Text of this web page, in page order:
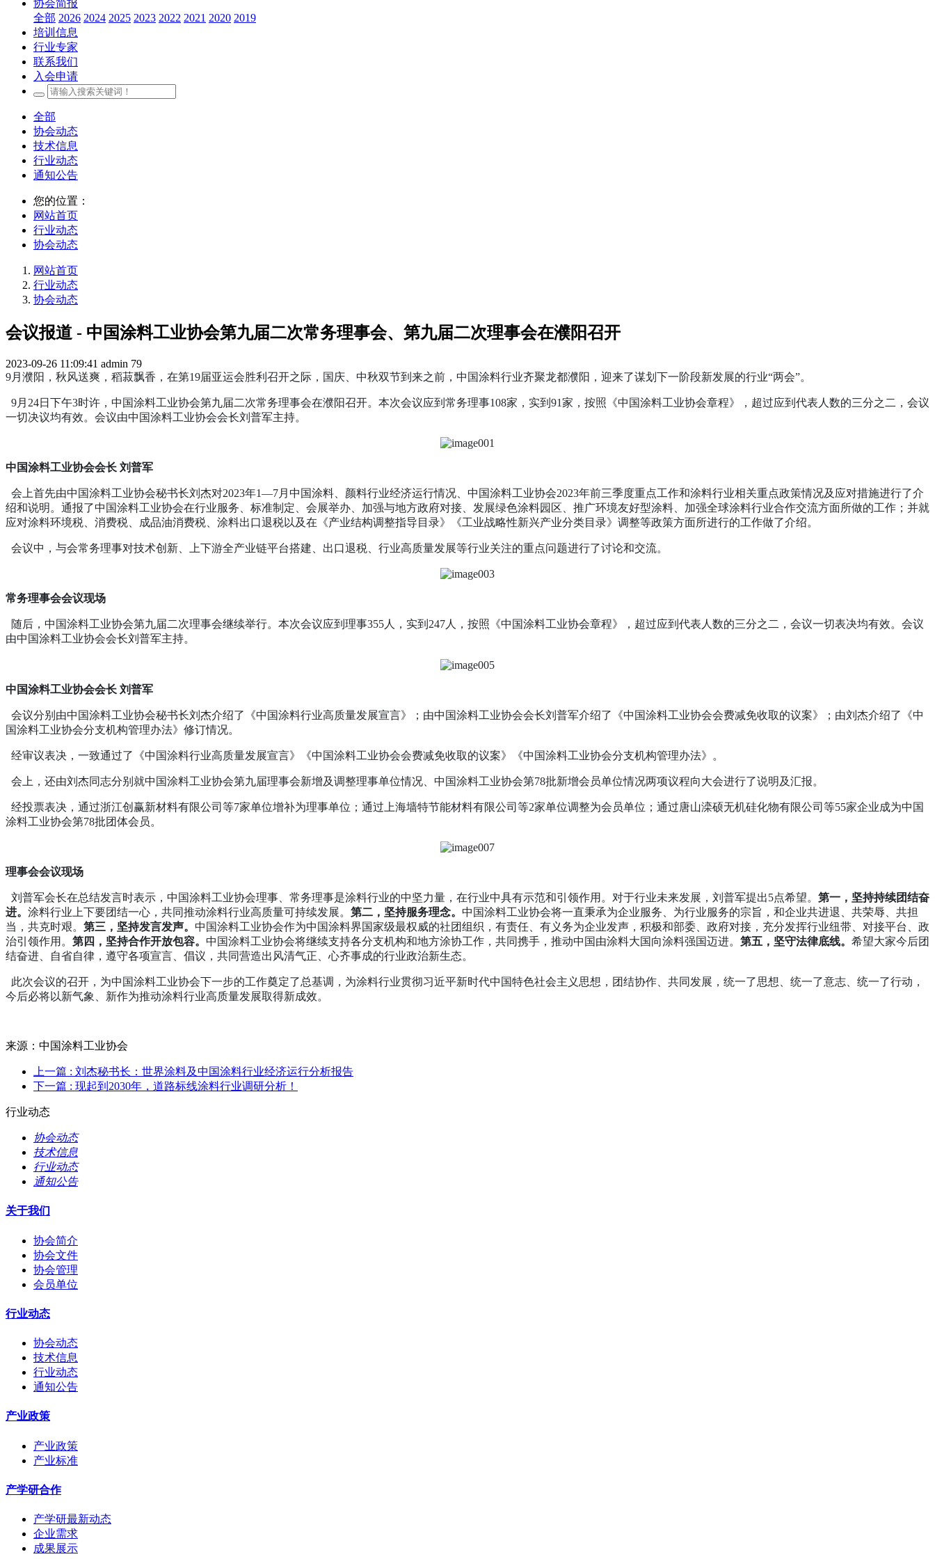
协会简报
全部 2026 2024 2025 2023 2022 2021 2020 2019
培训信息
行业专家
联系我们
入会申请
全部
协会动态
技术信息
行业动态
通知公告
您的位置：
网站首页
行业动态
协会动态
网站首页
行业动态
协会动态
会议报道 - 中国涂料工业协会第九届二次常务理事会、第九届二次理事会在濮阳召开
2023-09-26 11:09:41 admin 79
9月濮阳，秋风送爽，稻菽飘香，在第19届亚运会胜利召开之际，国庆、中秋双节到来之前，中国涂料行业齐聚龙都濮阳，迎来了谋划下一阶段新发展的行业“两会”。
9月24日下午3时许，中国涂料工业协会第九届二次常务理事会在濮阳召开。本次会议应到常务理事108家，实到91家，按照《中国涂料工业协会章程》，超过应到代表人数的三分之二，会议
一切决议均有效。会议由中国涂料工业协会会长刘普军主持。
中国涂料工业协会会长 刘普军
会上首先由中国涂料工业协会秘书长刘杰对2023年1—7月中国涂料、颜料行业经济运行情况、中国涂料工业协会2023年前三季度重点工作和涂料行业相关重点政策情况及应对措施进行了介
绍和说明。通报了中国涂料工业协会在行业服务、标准制定、会展举办、加强与地方政府对接、发展绿色涂料园区、推广环境友好型涂料、加强全球涂料行业合作交流方面所做的工作；并就
应对涂料环境税、消费税、成品油消费税、涂料出口退税以及在《产业结构调整指导目录》《工业战略性新兴产业分类目录》调整等政策方面所进行的工作做了介绍。
会议中，与会常务理事对技术创新、上下游全产业链平台搭建、出口退税、行业高质量发展等行业关注的重点问题进行了讨论和交流。
常务理事会会议现场
随后，中国涂料工业协会第九届二次理事会继续举行。本次会议应到理事355人，实到247人，按照《中国涂料工业协会章程》，超过应到代表人数的三分之二，会议一切表决均有效。会议
由中国涂料工业协会会长刘普军主持。
中国涂料工业协会会长 刘普军
会议分别由中国涂料工业协会秘书长刘杰介绍了《中国涂料行业高质量发展宣言》；由中国涂料工业协会会长刘普军介绍了《中国涂料工业协会会费减免收取的议案》；由刘杰介绍了《中
国涂料工业协会分支机构管理办法》修订情况。
经审议表决，一致通过了《中国涂料行业高质量发展宣言》《中国涂料工业协会会费减免收取的议案》《中国涂料工业协会分支机构管理办法》。
会上，还由刘杰同志分别就中国涂料工业协会第九届理事会新增及调整理事单位情况、中国涂料工业协会第78批新增会员单位情况两项议程向大会进行了说明及汇报。
经投票表决，通过浙江创赢新材料有限公司等7家单位增补为理事单位；通过上海墙特节能材料有限公司等2家单位调整为会员单位；通过唐山滦硕无机硅化物有限公司等55家企业成为中国
涂料工业协会第78批团体会员。
理事会会议现场
刘普军会长在总结发言时表示，中国涂料工业协会理事、常务理事是涂料行业的中坚力量，在行业中具有示范和引领作用。对于行业未来发展，刘普军提出5点希望。 第一，坚持持续团结奋
进。 涂料行业上下要团结一心，共同推动涂料行业高质量可持续发展。 第二，坚持服务理念。 中国涂料工业协会将一直秉承为企业服务、为行业服务的宗旨，和企业共进退、共荣辱、共担
当，共克时艰。 第三，坚持发言发声。 中国涂料工业协会作为中国涂料界国家级最权威的社团组织，有责任、有义务为企业发声，积极和部委、政府对接，充分发挥行业纽带、对接平台、政
治引领作用。 第四，坚持合作开放包容。 中国涂料工业协会将继续支持各分支机构和地方涂协工作，共同携手，推动中国由涂料大国向涂料强国迈进。 第五，坚守法律底线。 希望大家今后团
结奋进、自省自律，遵守各项宣言、倡议，共同营造出风清气正、心齐事成的行业政治新生态。
此次会议的召开，为中国涂料工业协会下一步的工作奠定了总基调，为涂料行业贯彻习近平新时代中国特色社会主义思想，团结协作、共同发展，统一了思想、统一了意志、统一了行动，
今后必将以新气象、新作为推动涂料行业高质量发展取得新成效。
来源：中国涂料工业协会
上一篇 : 刘杰秘书长：世界涂料及中国涂料行业经济运行分析报告
下一篇 : 现起到2030年，道路标线涂料行业调研分析！
行业动态
协会动态
技术信息
行业动态
通知公告
关于我们
协会简介
协会文件
协会管理
会员单位
行业动态
协会动态
技术信息
行业动态
通知公告
产业政策
产业政策
产业标准
产学研合作
产学研最新动态
企业需求
成果展示